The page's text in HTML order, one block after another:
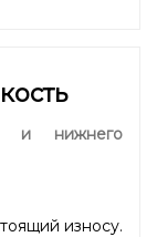
и нижнего
износу.